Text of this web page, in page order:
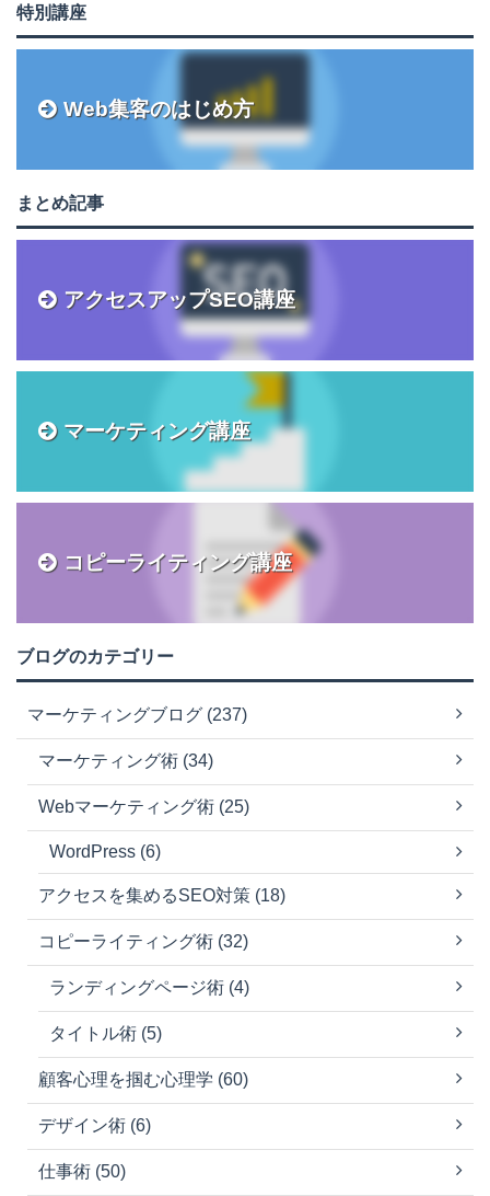
特別講座
Web集客のはじめ方
まとめ記事
アクセスアップSEO講座
マーケティング講座
コピーライティング講座
ブログのカテゴリー
マーケティングブログ (237)
マーケティング術 (34)
Webマーケティング術 (25)
WordPress (6)
アクセスを集めるSEO対策 (18)
コピーライティング術 (32)
ランディングページ術 (4)
タイトル術 (5)
顧客心理を掴む心理学 (60)
デザイン術 (6)
仕事術 (50)